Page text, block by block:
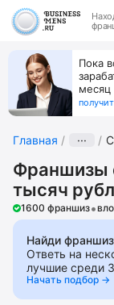
Пока
месяц
Главная ···
Франшизы
тысяч
1600 франшиз•
Найди
Ответь на
лучшие среди
Начать подбор →